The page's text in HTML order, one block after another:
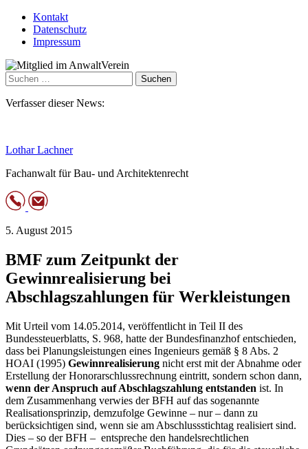
Kontakt
Datenschutz
Impressum
Suchen
nach:
Verfasser dieser News:
Lothar Lachner
Fachanwalt für Bau- und Architektenrecht
5. August 2015
BMF zum Zeitpunkt der
Gewinnrealisierung bei
Abschlagszahlungen für Werkleistungen
Mit Urteil vom 14.05.2014, veröffentlicht in Teil II des
Bundessteuerblatts, S. 968, hatte der Bundesfinanzhof entschieden,
dass bei Planungsleistungen eines Ingenieurs gemäß § 8 Abs. 2
HOAI (1995) Gewinnrealisierung nicht erst mit der Abnahme oder
Erstellung der Honorarschlussrechnung eintritt, sondern schon dann,
wenn der Anspruch auf Abschlagszahlung entstanden ist. In
dem Zusammenhang verwies der BFH auf das sogenannte
Realisationsprinzip, demzufolge Gewinne – nur – dann zu
berücksichtigen sind, wenn sie am Abschlussstichtag realisiert sind.
Dies – so der BFH – entspreche den handelsrechtlichen